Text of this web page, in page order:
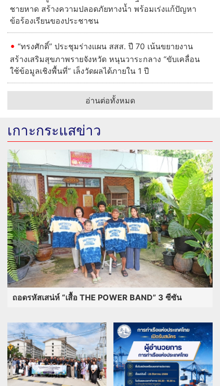
ชายหาด สร้างความปลอดภัยทางน้ำ พร้อมเร่งแก้ปัญหา
ข้อร้องเรียนของประชาชน
“ทรงศักดิ์” ประชุมร่างแผน สสส. ปี 70 เน้นขยายงาน
สร้างเสริมสุขภาพรายจังหวัด หนุนวาระกลาง “ขับเคลื่อน
ใช้ข้อมูลเชิงพื้นที่” เล็งวัดผลได้ภายใน 1 ปี
อ่านต่อทั้งหมด
เกาะกระแสข่าว
ถอดรหัสเสน่ห์ “เสื้อ THE POWER BAND” 3 ซีซัน